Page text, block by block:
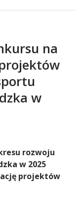
na
w
rozwoju
w 2025
projektów